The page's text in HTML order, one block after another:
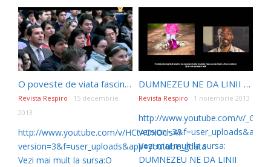
O poveste de viata fascinanta
Revista Respiro
15 decembrie
2013
http://www.youtube.com/v/HCtAOxOcls4?
version=3&f=user_uploads&app=youtube_gdata
Vezi mai mult la sursa:O
DUMNEZEU NE DA LINII DIRECTOARE
Revista Respiro 1 noiembrie 2013
http://www.youtube.com/v/
Vezi mai mult la sursa:
DUMNEZEU NE DA LINII